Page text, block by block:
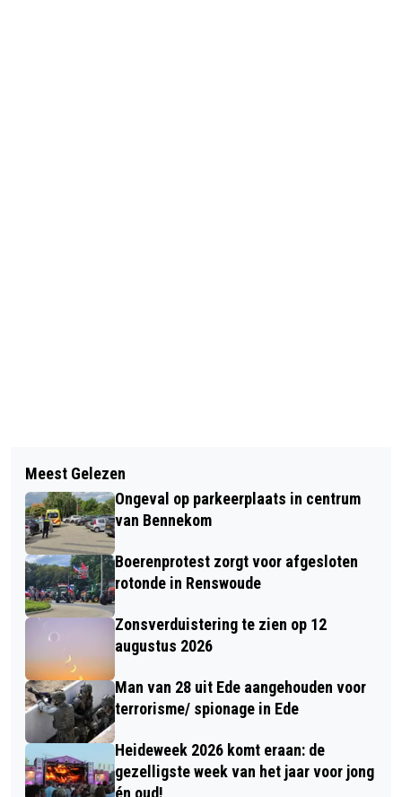
LANDELIJK- ACTUELE RIVM
INFORMATIE OVER HET CORONAVIRUS
(COVID-19)
GRATIS TUINADVIES EN SCHETS
VOOR EEN GROENE TUIN
Meest Gelezen
Ongeval op parkeerplaats in centrum
van Bennekom
Boerenprotest zorgt voor afgesloten
rotonde in Renswoude
Zonsverduistering te zien op 12
augustus 2026
Man van 28 uit Ede aangehouden voor
terrorisme/ spionage in Ede
Heideweek 2026 komt eraan: de
gezelligste week van het jaar voor jong
én oud!